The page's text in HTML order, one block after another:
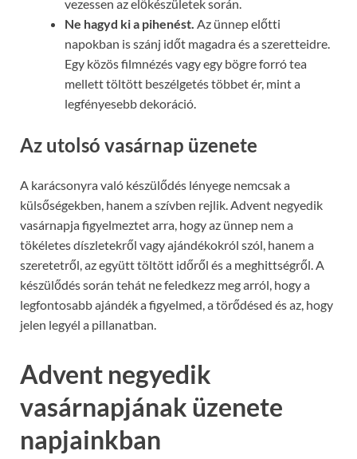
vezessen az előkészületek során.
Ne hagyd ki a pihenést. Az ünnep előtti
napokban is szánj időt magadra és a szeretteidre.
Egy közös filmnézés vagy egy bögre forró tea
mellett töltött beszélgetés többet ér, mint a
legfényesebb dekoráció.
Az utolsó vasárnap üzenete
A karácsonyra való készülődés lényege nemcsak a
külsőségekben, hanem a szívben rejlik. Advent negyedik
vasárnapja figyelmeztet arra, hogy az ünnep nem a
tökéletes díszletekről vagy ajándékokról szól, hanem a
szeretetről, az együtt töltött időről és a meghittségről. A
készülődés során tehát ne feledkezz meg arról, hogy a
legfontosabb ajándék a figyelmed, a törődésed és az, hogy
jelen legyél a pillanatban.
Advent negyedik
vasárnapjának üzenete
napjainkban